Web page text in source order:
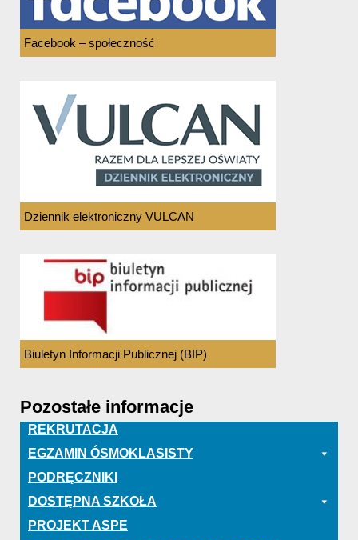
Facebook – społeczność
Dziennik elektroniczny VULCAN
Biuletyn Informacji Publicznej (BIP)
Pozostałe informacje
REKRUTACJA
EGZAMIN ÓSMOKLASISTY
PODRĘCZNIKI
DOSTĘPNA SZKOŁA
PROJEKT ASPE